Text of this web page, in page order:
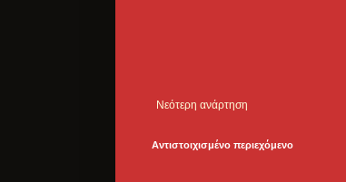
Νεότερη ανάρτηση
Αντιστοιχισμένο περιεχόμενο